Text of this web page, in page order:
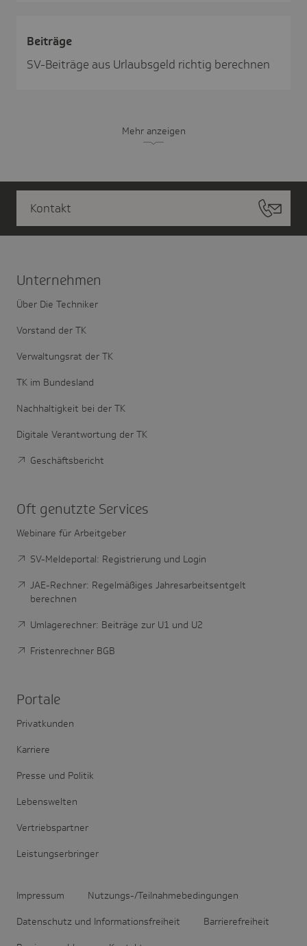
Beiträge
SV-Beiträge aus Urlaubsgeld richtig berechnen
Mehr anzeigen
Kontakt
Unter­nehmen
Über Die Techniker
Vorstand der TK
Verwaltungsrat der TK
TK im Bundesland
Nachhaltigkeit bei der TK
Digitale Verantwortung der TK
Geschäftsbericht
Oft genutzte Services
Webinare für Arbeitgeber
SV-Meldeportal: Registrierung und Login
JAE-Rechner: Regelmäßiges Jahresarbeitsentgelt
berechnen
Umlagerechner: Beiträge zur U1 und U2
Fristenrechner BGB
Portale
Privatkunden
Karriere
Presse und Politik
Lebenswelten
Vertriebspartner
Leistungserbringer
Impressum Nutzungs-/Teilnahmebedingungen
Datenschutz und Informationsfreiheit Barrierefreiheit